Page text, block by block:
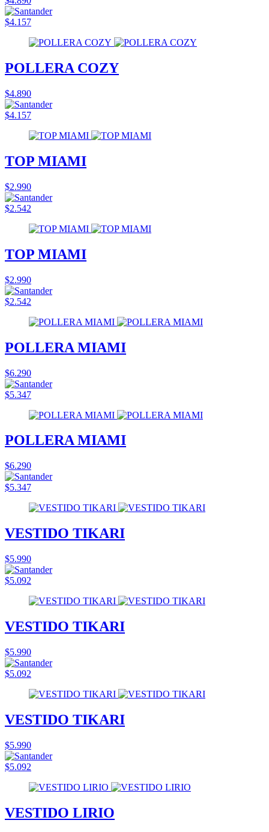
$4.157
POLLERA COZY
$4.890
$4.157
TOP MIAMI
$2.990
$2.542
TOP MIAMI
$2.990
$2.542
POLLERA MIAMI
$6.290
$5.347
POLLERA MIAMI
$6.290
$5.347
VESTIDO TIKARI
$5.990
$5.092
VESTIDO TIKARI
$5.990
$5.092
VESTIDO TIKARI
$5.990
$5.092
VESTIDO LIRIO